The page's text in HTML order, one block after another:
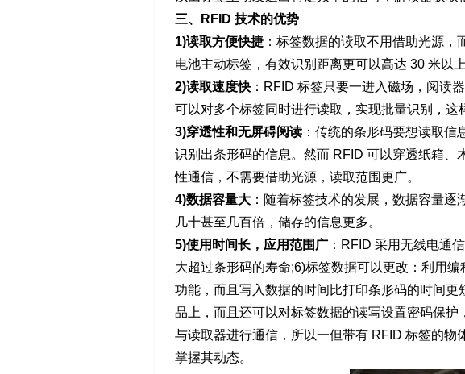
三、RFID 技术的优势
1)读取方便快捷 ：标签数据的读取不用借助光源
电池主动标签，有效识别距离更可以高达 30 米以
2)读取速度快 ：RFID 标签只要一进入磁场，阅读
可以对多个标签同时进行读取，实现批量识别，这
3)穿透性和无屏碍阅读 ：传统的条形码要想读取
识别出条形码的信息。然而 RFID 可以穿透纸箱
性通信，不需要借助光源，读取范围更广。
4)数据容量大 ：随着标签技术的发展，数据容量
几十甚至几百倍，储存的信息更多。
5)使用时间长，应用范围广 ：RFID 采用无线电通
大超过条形码的寿命;6)标签数据可以更改：利用
功能，而且写入数据的时间比打印条形码的时间
品上，而且还可以对标签数据的读写设置密码保
与读取器进行通信，所以一但带有 RFID 标签的
掌握其动态。